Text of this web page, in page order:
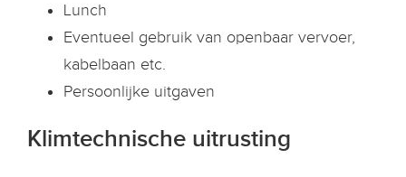
Lunch
Eventueel gebruik van openbaar vervoer,
kabelbaan etc.
Persoonlijke uitgaven
Klimtechnische uitrusting